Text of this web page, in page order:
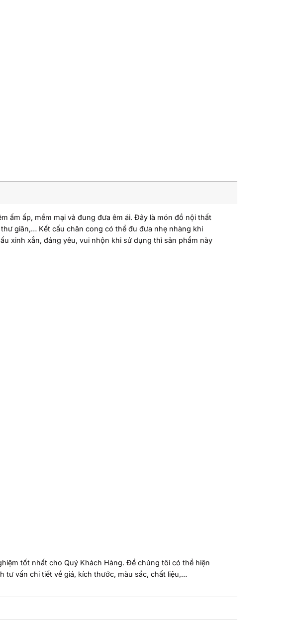
ấm ấp, mềm mại và đung đưa êm ái. Đây là món đồ nội thất
giãn,… Kết cấu chân cong có thể đu đưa nhẹ nhàng khi
xinh xắn, đáng yêu, vui nhộn khi sử dụng thì sản phẩm này
tốt nhất cho Quý Khách Hàng. Để chúng tôi có thể hiện
tư vấn chi tiết về giá, kích thước, màu sắc, chất liệu,…